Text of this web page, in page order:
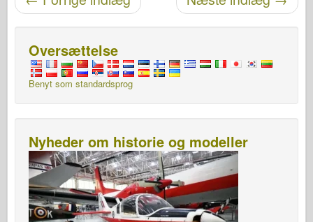
Oversættelse
Benyt som standardsprog
Nyheder om historie og modeller